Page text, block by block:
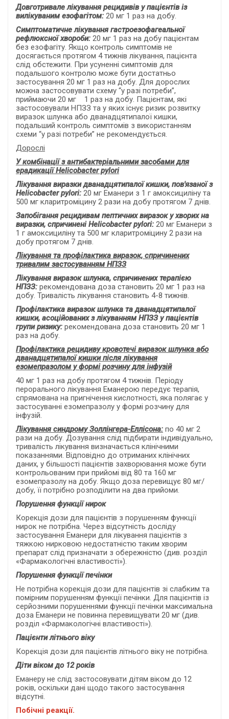
Довготривале лікування рецидивів у пацієнтів із
вилікуваним езофагітом: 20 мг 1 раз на добу.
Симптоматичне лікування гастроезофагеальної
рефлюксної хвороби: 20 мг 1 раз на добу пацієнтам
без езофагіту. Якщо контроль симптомів не
досягається протягом 4 тижнів лікування, пацієнта
слід обстежити. При усуненні симптомів для
подальшого контролю може бути достатньо
застосування 20 мг 1 раз на добу. Для дорослих
можна застосовувати схему “у разі потреби”,
приймаючи 20 мг 1 раз на добу. Пацієнтам, які
застосовували НПЗЗ та у яких існує ризик розвитку
виразок шлунка або дванадцятипалої кишки,
подальший контроль симптомів з використанням
схеми “у разі потреби” не рекомендується.
Дорослі
У комбінації з антибактеріальними засобами для
ерадикації Helicobacter pylori
Лікування виразки дванадцятипалої кишки, пов'язаної з
Helicobacter pylori: 20 мг Еманери з 1 г амоксициліну та
500 мг кларитроміцину 2 рази на добу протягом 7 днів.
Запобігання рецидивам пептичних виразок у хворих на
виразки, спричинені Helicobacter pylori: 20 мг Еманери з
1 г амоксициліну та 500 мг кларитроміцину 2 рази на
добу протягом 7 днів.
Лікування та профілактика виразок, спричинених
тривалим застосуванням НПЗЗ
Лікування виразок шлунка, спричинених терапією
НПЗЗ: рекомендована доза становить 20 мг 1 раз на
добу. Тривалість лікування становить 4-8 тижнів.
Профілактика виразок шлунка та дванадцятипалої
кишки, асоційованих з лікуванням НПЗЗ у пацієнтів
групи ризику: рекомендована доза становить 20 мг 1
раз на добу.
Профілактика рецидиву кровотечі виразок шлунка або
дванадцятипалої кишки після лікування
езомепразолом у формі розчину для інфузій
40 мг 1 раз на добу протягом 4 тижнів. Періоду
перорального лікування Еманерою передує терапія,
спрямована на пригнічення кислотності, яка полягає у
застосуванні езомепразолу у формі розчину для
інфузій.
Лікування синдрому Золлінгера-Еллісона: по 40 мг 2
рази на добу. Дозування слід підбирати індивідуально,
тривалість лікування визначається клінічними
показаннями. Відповідно до отриманих клінічних
даних, у більшості пацієнтів захворювання може бути
контрольованим при прийомі від 80 та 160 мг
езомепразолу на добу. Якщо доза перевищує 80 мг/
добу, її потрібно розподілити на два прийоми.
Порушення функції нирок
Корекція дози для пацієнтів з порушенням функції
нирок не потрібна. Через відсутність досліду
застосування Еманери для лікування пацієнтів з
тяжкою нирковою недостатністю таким хворим
препарат слід призначати з обережністю (див. розділ
«Фармакологічні властивості»).
Порушення функції печінки
Не потрібна корекція дози для пацієнтів зі слабким та
помірним порушенням функції печінки. Для пацієнтів із
серйозними порушеннями функції печінки максимальна
доза Еманери не повинна перевищувати 20 мг (див.
розділ «Фармакологічні властивості»).
Пацієнти літнього віку
Корекція дози для пацієнтів літнього віку не потрібна.
Діти віком до 12 років
Еманеру не слід застосовувати дітям віком до 12
років, оскільки дані щодо такого застосування
відсутні.
Побічні реакції.